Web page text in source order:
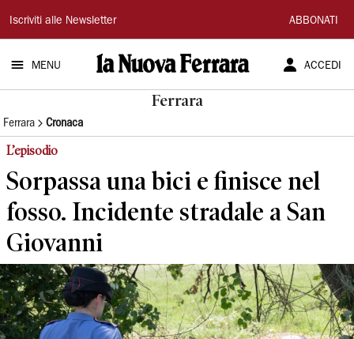
La
Nuova
Ferrara
Iscriviti alle Newsletter ABBONATI
MENU ACCEDI
Ferrara
Ferrara Cronaca
L’episodio
Sorpassa una bici e finisce nel
fosso. Incidente stradale a San
Giovanni